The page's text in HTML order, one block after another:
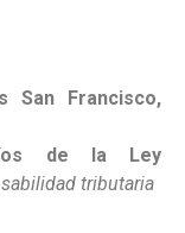
San Francisco,
de la Ley
tributaria